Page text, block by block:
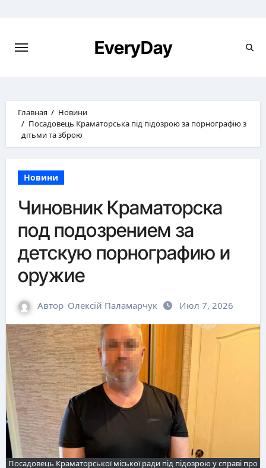
EveryDay
Главная
Новини
Посадовець Краматорська під підозрою за порнографію з
дітьми та зброю
Новини
Чиновник Краматорска
под подозрением за
детскую порнографию и
оружие
Автор Олексій Паламарчук Июл 7, 2026
Посадовець Краматорської міської ради під підозрою у справі про